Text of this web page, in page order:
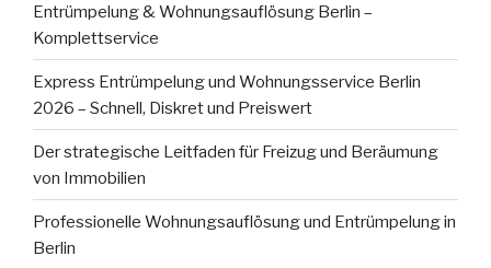
Entrümpelung & Wohnungsauflösung Berlin –
Komplettservice
Express Entrümpelung und Wohnungsservice Berlin
2026 – Schnell, Diskret und Preiswert
Der strategische Leitfaden für Freizug und Beräumung
von Immobilien
Professionelle Wohnungsauflösung und Entrümpelung in
Berlin